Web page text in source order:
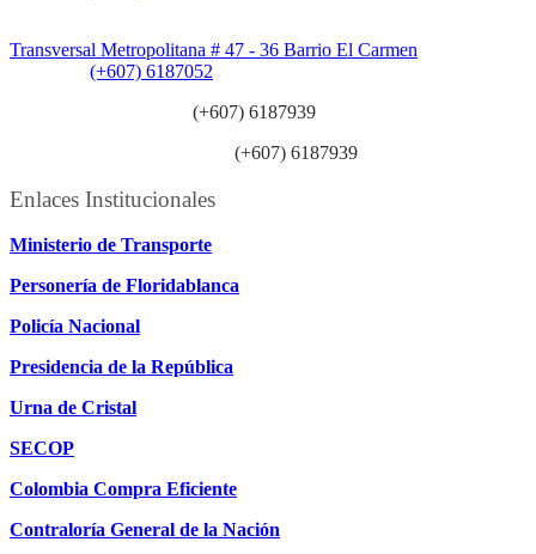
Transversal Metropolitana # 47 - 36 Barrio El Carmen
(+607) 6187052
(+607) 6187939
(+607) 6187939
Enlaces Institucionales
Ministerio de Transporte
Personería de Floridablanca
Policía Nacional
Presidencia de la República
Urna de Cristal
SECOP
Colombia Compra Eficiente
Contraloría General de la Nación